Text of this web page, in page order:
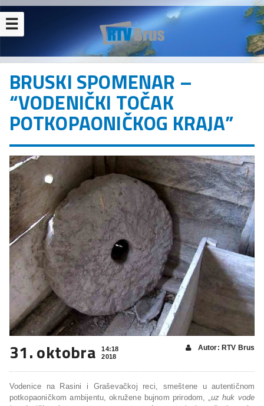
☰
BRUSKI SPOMENAR –
“VODENIČKI TOČAK
POTKOPAONIČKOG KRAJA”
31. oktobra
14:18
2018
Autor: RTV Brus
Vodenice na Rasini i Graševačkoj reci, smeštene u autentičnom
potkopaoničkom ambijentu, okružene bujnom prirodom, „uz huk vode